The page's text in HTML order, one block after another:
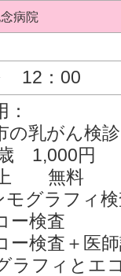
病院
12：00
の乳がん検診
1,000円
無料
モグラフィ
コー検
ー検査＋医
ラフィとエ